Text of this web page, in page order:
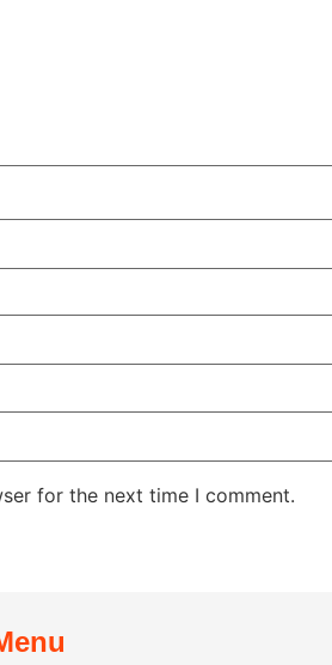
for the next time I comment.